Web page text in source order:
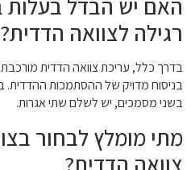
האם יש הבדל בעלות
רגילה לצוואה הדדית?
בדרך כלל, עריכת צוואה הדדית מורכבת
בניסוח מדויק של ההסתמכות
בשני מסמכים, יש לשלם שתי אגרות.
מתי מומלץ לבחור
צוואה הדדית?